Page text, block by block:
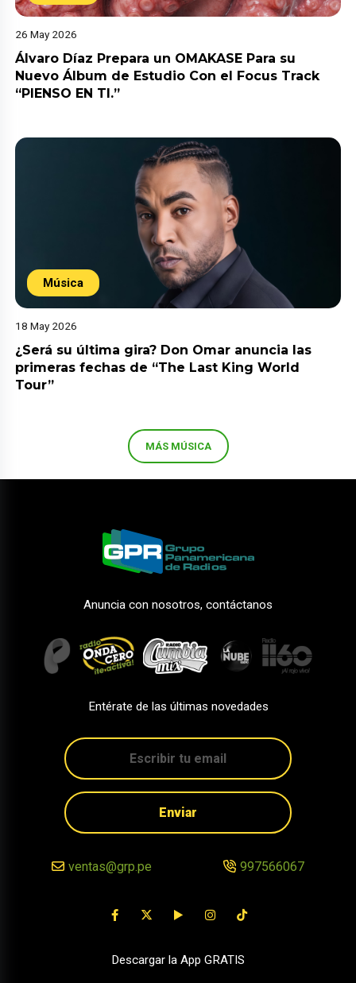
26 May 2026
Álvaro Díaz Prepara un OMAKASE Para su
Nuevo Álbum de Estudio Con el Focus Track
“PIENSO EN TI.”
Música
18 May 2026
¿Será su última gira? Don Omar anuncia las
primeras fechas de “The Last King World
Tour”
MÁS MÚSICA
Anuncia con nosotros, contáctanos
Entérate de las últimas novedades
Enviar
ventas@grp.pe 997566067
Descargar la App GRATIS